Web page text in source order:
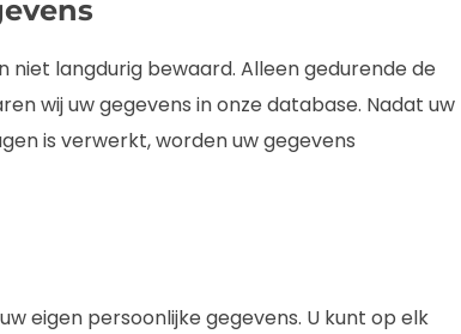
niet langdurig bewaard. Alleen gedurende de
wij uw gegevens in onze database. Nadat uw
is verwerkt, worden uw gegevens
eigen persoonlijke gegevens. U kunt op elk